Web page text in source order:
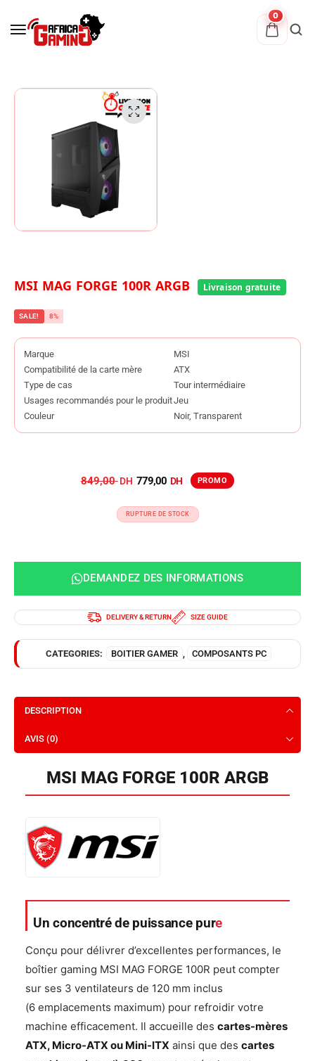
0
MSI MAG FORGE 100R ARGB
SALE! 8%
Marque
MSI
Compatibilité de la carte mère
ATX
Type de cas
Tour intermédiaire
Usages recommandés pour le produitJeu
Couleur
Noir, Transparent
849,00 779,00
RUPTURE DE STOCK
DEMANDEZ DES INFORMATIONS
DELIVERY & RETURN SIZE GUIDE
CATEGORIES: BOITIER GAMER COMPOSANTS PC
DESCRIPTION
AVIS (0)
MSI MAG FORGE 100R ARGB
Un concentré de puissance pure
Conçu pour délivrer d’excellentes performances, le
boîtier gaming MSI MAG FORGE 100R peut compter
sur ses 3 ventilateurs de 120 mm inclus
(6 emplacements maximum) pour refroidir votre
machine efficacement. Il accueille des cartes-mères
ATX, Micro-ATX ou Mini-ITX ainsi que des cartes